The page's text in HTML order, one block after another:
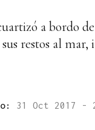
a bordo
restos al
31 Oct 2017 -